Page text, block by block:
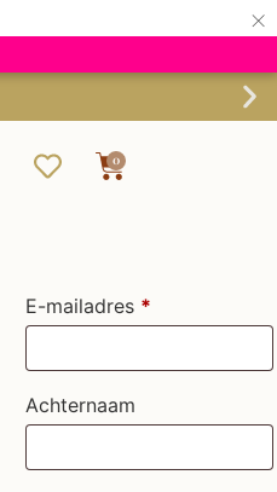
×
0
E-mailadres *
Achternaam